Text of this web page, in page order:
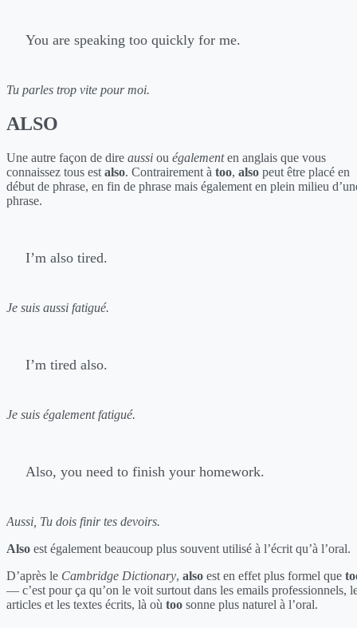
You are speaking too quickly for me.
Tu parles trop vite pour moi.
ALSO
Une autre façon de dire aussi ou égalementen anglais que vous
connaissez tous est also. Contrairement à too, also peut être placé en
début de phrase, en fin de phrase mais également en plein milieu
phrase.
I’m also tired.
Je suis aussi fatigué.
I’m tired also.
Je suis également fatigué.
Also, you need to finish your homework.
Aussi, Tu dois finir tes devoirs.
Also est également beaucoup plus souvent utilisé à l’écrit qu’à l’oral.
D’après le Cambridge Dictionary, also est en effet plus formel que
— c’est pour ça qu’on le voit surtout dans les emails professionnels,
articles et les textes écrits, là où too sonne plus naturel à l’oral.